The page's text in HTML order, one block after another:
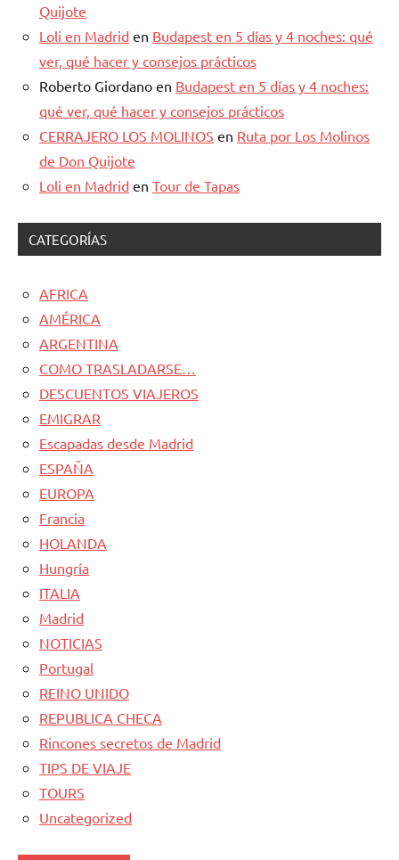
Quijote
Loli en Madrid en Budapest en 5 días y 4 noches: qué
ver, qué hacer y consejos prácticos
Roberto Giordano en Budapest en 5 días y 4 noches:
qué ver, qué hacer y consejos prácticos
CERRAJERO LOS MOLINOS en Ruta por Los Molinos
de Don Quijote
Loli en Madrid en Tour de Tapas
CATEGORÍAS
AFRICA
AMÉRICA
ARGENTINA
COMO TRASLADARSE…
DESCUENTOS VIAJEROS
EMIGRAR
Escapadas desde Madrid
ESPAÑA
EUROPA
Francia
HOLANDA
Hungría
ITALIA
Madrid
NOTICIAS
Portugal
REINO UNIDO
REPUBLICA CHECA
Rincones secretos de Madrid
TIPS DE VIAJE
TOURS
Uncategorized